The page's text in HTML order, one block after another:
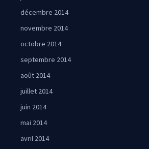
décembre 2014
novembre 2014
octobre 2014
septembre 2014
août 2014
juillet 2014
juin 2014
mai 2014
avril 2014